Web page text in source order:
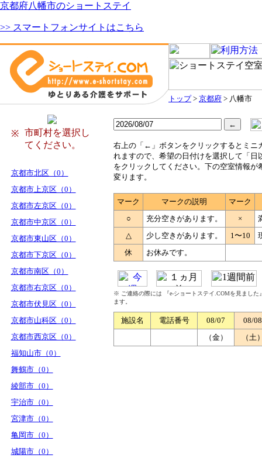
京都府八幡市のショートステイ
>> スマートフォンサイトはこちら
トップ> 京都府 > 八幡市
※
市町村を選択し
てください。
京都市北区（0）
京都市上京区（0）
京都市左京区（0）
京都市中京区（0）
京都市東山区（0）
京都市下京区（0）
京都市南区（0）
京都市右京区（0）
京都市伏見区（0）
京都市山科区（0）
京都市西京区（0）
福知山市（0）
舞鶴市（0）
綾部市（0）
宇治市（0）
宮津市（0）
亀岡市（0）
城陽市（0）
右上の「←」ボタンをクリックするとミニ
れますので、希望の日付けを選択して「日
をクリックしてください。下の空室情報が
変ります。
マーク マークの説明
マーク
○
充分空きがあります。 ×
△
少し空きがあります。 1〜10
休
お休みです。
※ ご連絡の際には 『e-ショートステイ.COMを見まし
ます。
施設名 電話番号 08/07
08/08
（金）
（土